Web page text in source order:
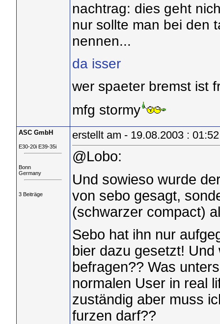
nachtrag: dies geht
nur sollte man bei den
nennen...
da isser
wer spaeter bremst ist
mfg stormy
ASC GmbH
E30-20i E39-35i
Bonn
Germany
3 Beiträge
erstellt am - 19.08.2003 :
@Lobo:
Und sowieso wurde
von sebo gesagt,
(schwarzer compact)
Sebo hat ihn nur
bier dazu gesetzt!
befragen?? Was
normalen User in real
zuständig aber muss
furzen darf??